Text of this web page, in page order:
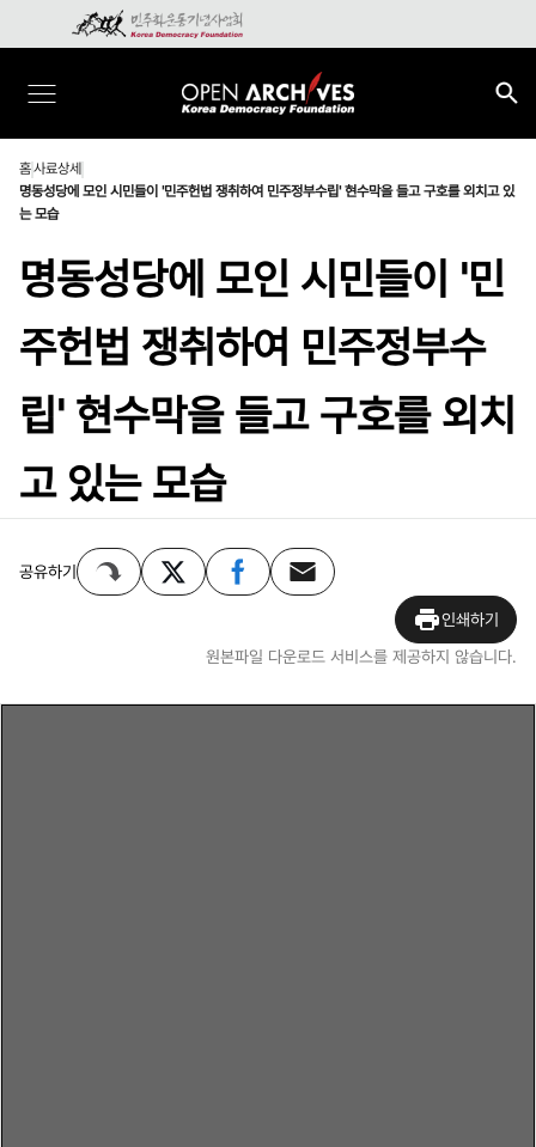
홈사료상세
명동성당에 모인 시민들이 '민주헌법 쟁취하여 민주정부수립' 현수막을 들고 구호를 외치고 있
는 모습
명동성당에 모인 시민들이 '민
주헌법 쟁취하여 민주정부수
립' 현수막을 들고 구호를 외치
고 있는 모습
공유하기
인쇄하기
원본파일 다운로드 서비스를 제공하지 않습니다.